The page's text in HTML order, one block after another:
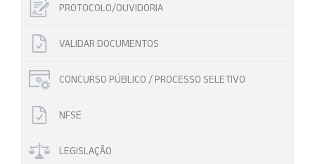
PROTOCOLO/OUVIDORIA
VALIDAR DOCUMENTOS
CONCURSO PÚBLICO / PROCESSO SELETIVO
NFSE
LEGISLAÇÃO